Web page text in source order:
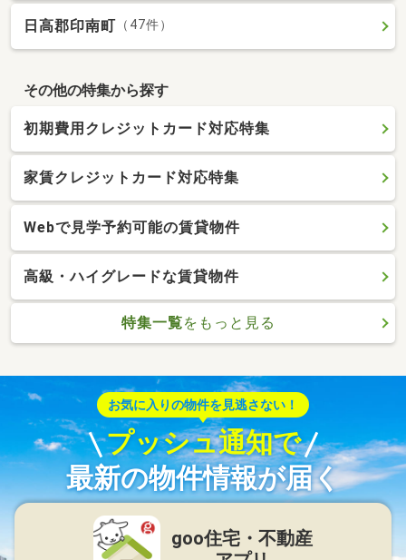
日高郡印南町 （47件）
その他の特集から探す
初期費用クレジットカード対応特集
家賃クレジットカード対応特集
Webで見学予約可能の賃貸物件
高級・ハイグレードな賃貸物件
特集一覧をもっと見る
お気に入りの物件を見逃さない！
プッシュ通知で
最新の物件情報が届く
goo住宅・不動産